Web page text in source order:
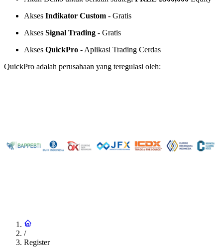
Akses Indikator Custom - Gratis
Akses Signal Trading - Gratis
Akses QuickPro - Aplikasi Trading Cerdas
QuickPro adalah perusahaan yang teregulasi oleh:
/
Register